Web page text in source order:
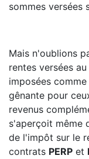
sommes versées
Mais n'oublions
rentes versées
imposées
gênante pour
revenus
s'aperçoit même
de l'impôt sur le
contrats PERP et